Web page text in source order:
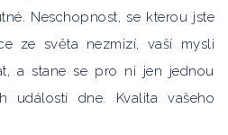
Neschopnost, se kterou jste
ze světa nezmizí, vaší mysli
a stane se pro ni jen jednou
událostí dne. Kvalita vašeho